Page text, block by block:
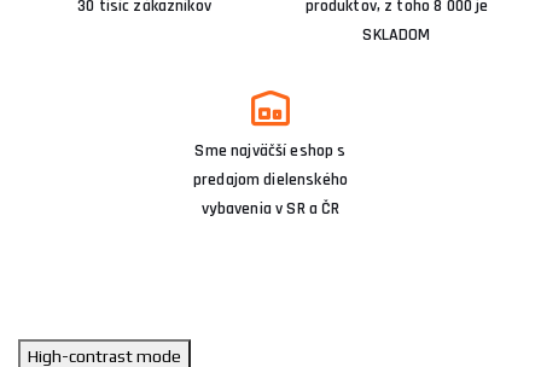
30 tisíc zákazníkov
produktov, z toho 8 000 je
SKLADOM
Sme najväčší eshop s
predajom dielenského
vybavenia v SR a ČR
High-contrast mode